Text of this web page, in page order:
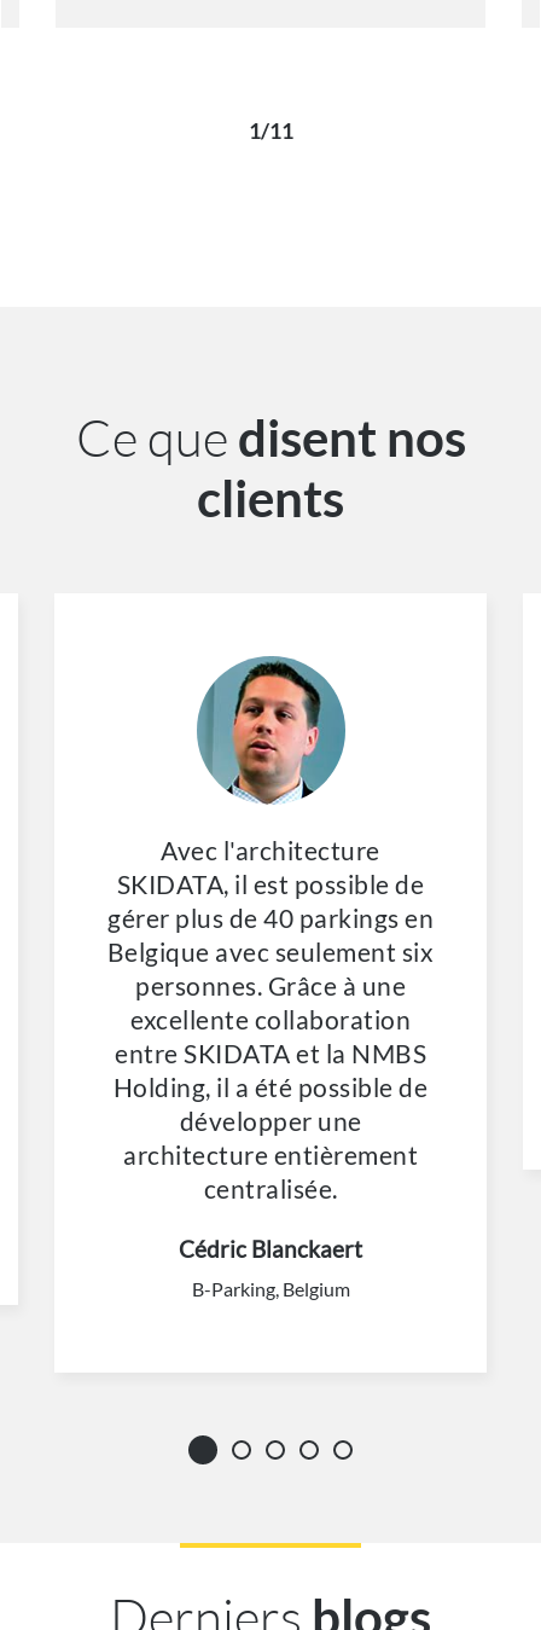
1/11
Ce que disent nos
clients
Avec l'architecture
SKIDATA, il est possible de
gérer plus de 40 parkings en
Belgique avec seulement six
personnes. Grâce à une
excellente collaboration
entre SKIDATA et la NMBS
Holding, il a été possible de
développer une
architecture entièrement
centralisée.
Cédric Blanckaert
B-Parking, Belgium
Derniers blogs